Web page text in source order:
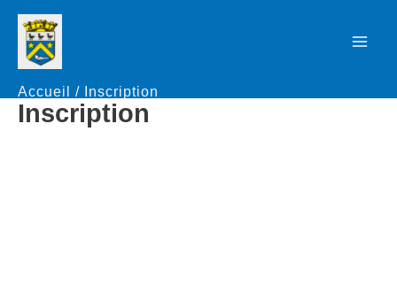
Aller
contenu
Accueil Inscription
Inscription